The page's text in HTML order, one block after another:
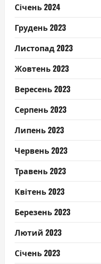
Січень 2024
Грудень 2023
Листопад 2023
Жовтень 2023
Вересень 2023
Серпень 2023
Липень 2023
Червень 2023
Травень 2023
Квітень 2023
Березень 2023
Лютий 2023
Січень 2023